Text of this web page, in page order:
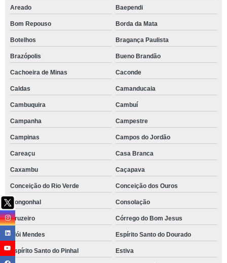
Areado Baependi
Bom Repouso Borda da Mata
Botelhos Bragança Paulista
Brazópolis Bueno Brandão
Cachoeira de Minas Caconde
Caldas Camanducaia
Cambuquira Cambuí
Campanha Campestre
Campinas Campos do Jordão
Careaçu Casa Branca
Caxambu Caçapava
Conceição do Rio Verde Conceição dos Ouros
Congonhal Consolação
Cruzeiro Córrego do Bom Jesus
Elói Mendes Espírito Santo do Dourado
Espírito Santo do Pinhal Estiva